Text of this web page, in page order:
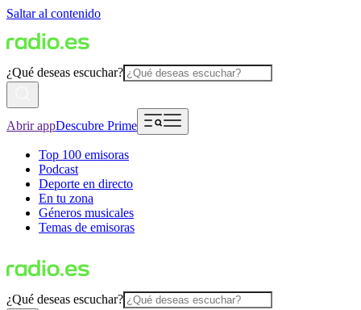
Saltar al contenido
¿Qué deseas escuchar?
Abrir appDescubre Prime
Top 100 emisoras
Podcast
Deporte en directo
En tu zona
Géneros musicales
Temas de emisoras
¿Qué deseas escuchar?